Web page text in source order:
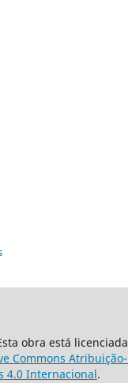
obra está
Commons
4.0 Internacional.